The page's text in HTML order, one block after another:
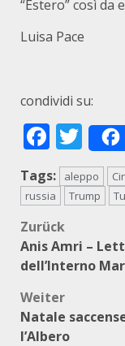
“Estero” così da
Luisa Pace
condividi su:
Tags: aleppo
russia
Trump
Zurück
Anis Amri –
dell’Interno
Weiter
Natale
l’Albero